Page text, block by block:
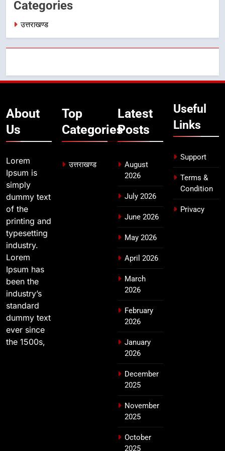
सीसीटीवी, ड्रोन और स्वास्थ्य सेवाओं के
बीच शिवभक्तों के लिए बनाया सुरक्षित
7
प्रदेश कांग्रेस मुख्यालय में कंट्रोल रूम
का शुभारंभ
सड़क सुरक्षा पर डीएम का सख्त एक्शन,
ब्लैक स्पॉट होंगे सुरक्षित, हर माह होगी
प्रगति समीक्षा
Categories
उत्तराखण्ड
About
Us
Lorem
Ipsum is
simply
dummy text
of the
printing and
typesetting
industry.
Lorem
Ipsum has
been the
industry’s
standard
dummy text
ever since
the 1500s,
Top
Categories
उत्तराखण्ड
Latest
Posts
August
2026
July 2026
June 2026
May 2026
April 2026
March
2026
February
2026
January
2026
December
2025
November
2025
October
2025
Useful
Links
Support
Terms &
Condition
Privacy